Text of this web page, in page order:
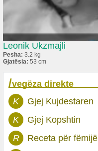
Leonik Ukzmajli
Pesha: 3.2 kg
Gjatësia: 53 cm
/vegëza direkte
K
Gjej Kujdestaren
K
Gjej Kopshtin
R
Receta për fëmijë